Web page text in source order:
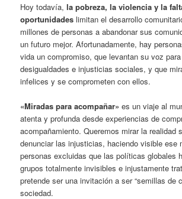
Hoy todavía, la pobreza, la violencia y la
oportunidades limitan el desarrollo
millones de personas a abandonar sus
un futuro mejor. Afortunadamente, hay
vida un compromiso, que levantan su voz
desigualdades e injusticias sociales, y que
infelices y se comprometen con ellos.
«Miradas para acompañar» es un viaje al
atenta y profunda desde experiencias de
acompañamiento. Queremos mirar la realidad
denunciar las injusticias, haciendo visible ese
personas excluidas que las políticas globales
grupos totalmente invisibles e injustamente
pretende ser una invitación a ser “semillas de
sociedad.